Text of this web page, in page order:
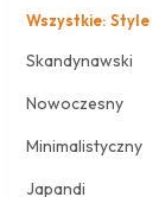
Wszystkie: Style
Skandynawski
Nowoczesny
Minimalistyczny
Japandi